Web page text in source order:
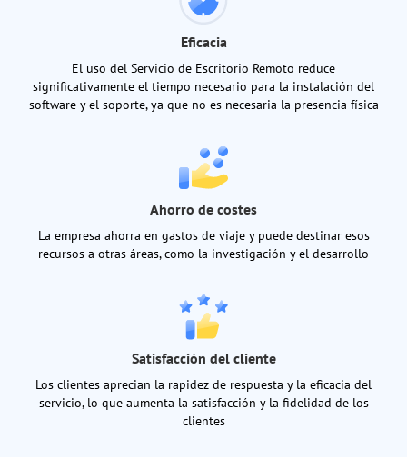
Eficacia
El uso del Servicio de Escritorio Remoto reduce
significativamente el tiempo necesario para la instalación del
software y el soporte, ya que no es necesaria la presencia física
Ahorro de costes
La empresa ahorra en gastos de viaje y puede destinar esos
recursos a otras áreas, como la investigación y el desarrollo
Satisfacción del cliente
Los clientes aprecian la rapidez de respuesta y la eficacia del
servicio, lo que aumenta la satisfacción y la fidelidad de los
clientes